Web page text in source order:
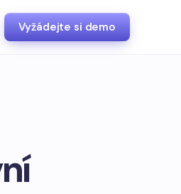
Vyžádejte si demo